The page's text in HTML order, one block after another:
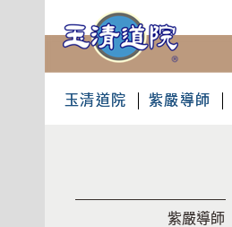
玉清道院 紫嚴導師
紫嚴導師